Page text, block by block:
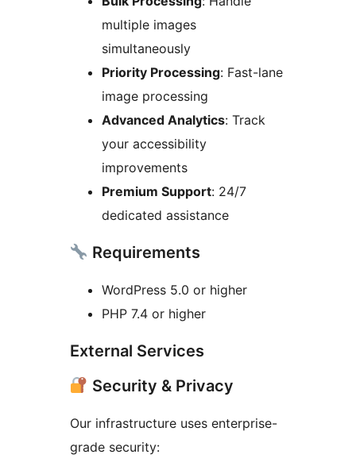
multiple images
simultaneously
Priority Processing: Fast-lane
image processing
Advanced Analytics: Track
your accessibility
improvements
Premium Support: 24/7
dedicated assistance
Requirements
WordPress 5.0 or higher
PHP 7.4 or higher
External Services
Security & Privacy
Our infrastructure uses enterprise-
grade security: